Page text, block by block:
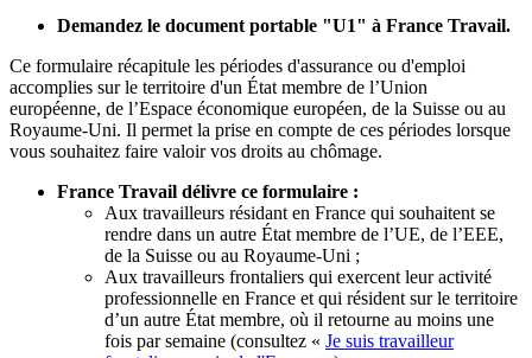
Demandez le document portable "U1" à France Travail.
Ce formulaire récapitule les périodes d'assurance ou d'emploi
accomplies sur le territoire d'un État membre de l’Union
européenne, de l’Espace économique européen, de la Suisse ou au
Royaume-Uni. Il permet la prise en compte de ces périodes lorsque
vous souhaitez faire valoir vos droits au chômage.
France Travail délivre ce formulaire :
Aux travailleurs résidant en France qui souhaitent se
rendre dans un autre État membre de l’UE, de l’EEE,
de la Suisse ou au Royaume-Uni ;
Aux travailleurs frontaliers qui exercent leur activité
professionnelle en France et qui résident sur le territoire
d’un autre État membre, où il retourne au moins une
fois par semaine (consultez « Je suis travailleur